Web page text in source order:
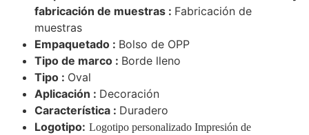
fabricación de muestras : Fabricación de
muestras
Empaquetado : Bolso de OPP
Tipo de marco : Borde lleno
Tipo : Oval
Aplicación : Decoración
Característica : Duradero
Logotipo: Logotipo personalizado Impresión de